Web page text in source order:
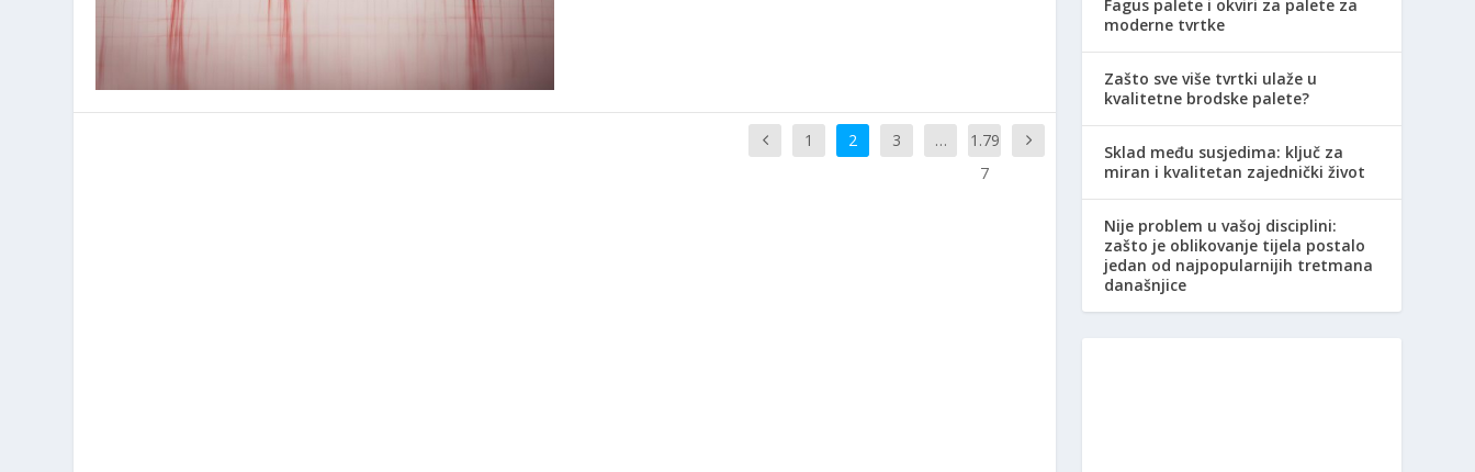
1 2 3 …
1.79
7
Fagus palete i okviri za palete za
moderne tvrtke
Zašto sve više tvrtki ulaže u
kvalitetne brodske palete?
Sklad među susjedima: ključ za
miran i kvalitetan zajednički život
Nije problem u vašoj disciplini:
zašto je oblikovanje tijela postalo
jedan od najpopularnijih tretmana
današnjice